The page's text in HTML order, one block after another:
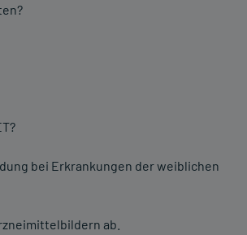
bei Erkrankungen der weiblichen
ab.